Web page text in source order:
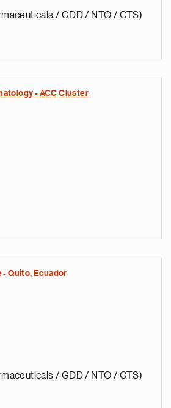
/ GDD / NTO / CTS)
- ACC Cluster
Quito, Ecuador
/ GDD / NTO / CTS)